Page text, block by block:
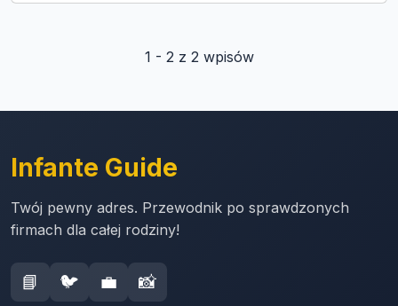
1 - 2 z 2 wpisów
Infante Guide
Twój pewny adres. Przewodnik po sprawdzonych
firmach dla całej rodziny!
📘 🐦 💼 📸